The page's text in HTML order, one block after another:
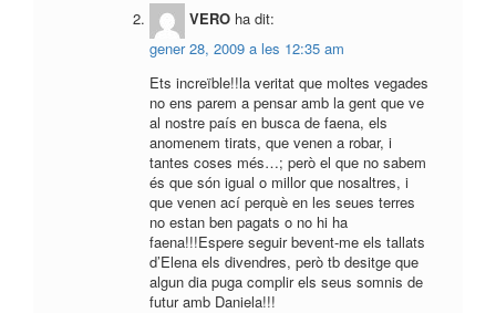
VERO ha dit:
gener 28, 2009 a les 12:35 am
Ets increïble!!la veritat que moltes vegades
no ens parem a pensar amb la gent que ve
al nostre país en busca de faena, els
anomenem tirats, que venen a robar, i
tantes coses més…; però el que no sabem
és que són igual o millor que nosaltres, i
que venen ací perquè en les seues terres
no estan ben pagats o no hi ha
faena!!!Espere seguir bevent-me els tallats
d’Elena els divendres, però tb desitge que
algun dia puga complir els seus somnis de
futur amb Daniela!!!